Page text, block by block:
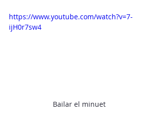
https://www.youtube.com/watch?v=7-
ijH0r7sw4
Bailar el minuet